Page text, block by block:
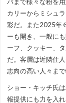
バまで様々な粉を
カリーからミシュ
彩だ。また2025年
ーも開き、一般に
ーフ、クッキー、
だ。客層は近隣住
志向の高い人々まで
ショー・キッチ氏
報提供にも力を入